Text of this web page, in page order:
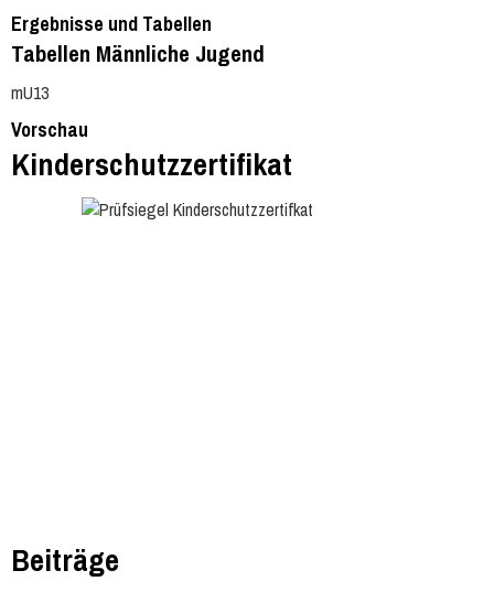
Ergebnisse und Tabellen
Tabellen Männliche Jugend
mU13
Vorschau
Kinderschutzzertifikat
Beiträge